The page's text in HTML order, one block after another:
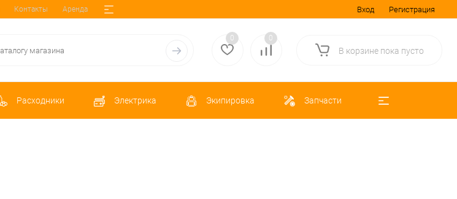
Контакты Аренда Вход Регистрация
0 0
В корзине пока пусто
Расходники Электрика Экипировка Запчасти